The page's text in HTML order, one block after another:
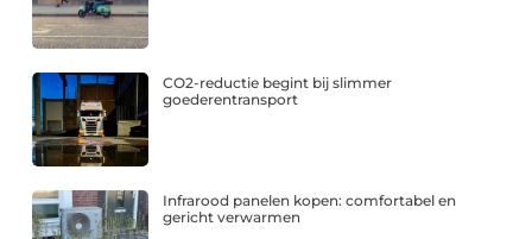
CO2-reductie begint bij slimmer
goederentransport
Infrarood panelen kopen: comfortabel en
gericht verwarmen